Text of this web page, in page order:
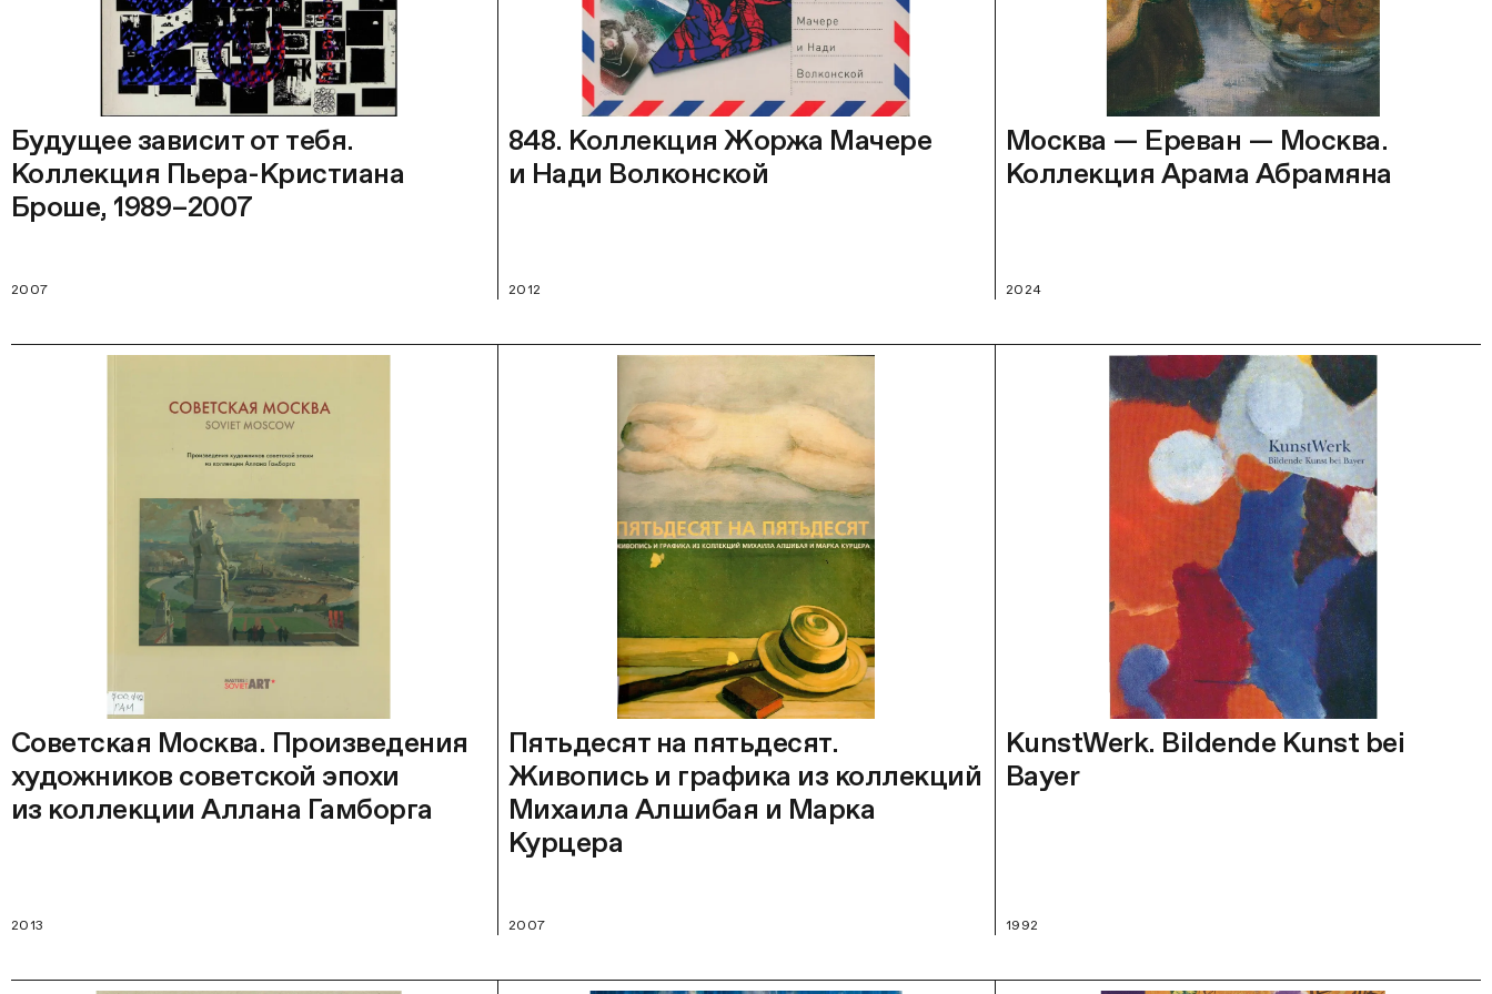
Будущее зависит от тебя.
Коллекция Пьера-Кристиана
Броше, 1989–2007
2007
848. Коллекция Жоржа Мачере
и Нади Волконской
2012
Москва — Ереван — Москва.
Коллекция Арама Абрамяна
2024
Советская Москва. Произведения
художников советской эпохи
из коллекции Аллана Гамборга
2013
Пятьдесят на пятьдесят.
Живопись и графика из коллекций
Михаила Алшибая и Марка
Курцера
2007
KunstWerk. Bildende Kunst bei
Bayer
1992